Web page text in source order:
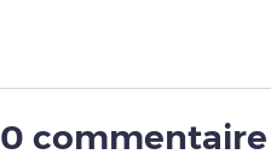
0 commentaire